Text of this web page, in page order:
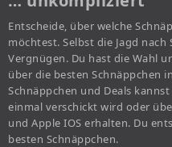
Entscheide, über welche
möchtest. Selbst die Jagd
Vergnügen. Du hast die Wahl
über die besten Schnäppchen
Schnäppchen und Deals
einmal verschickt wird oder
und Apple IOS erhalten. Du
besten Schnäppchen.